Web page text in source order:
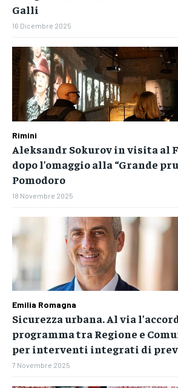
Galli
16 Dicembre 2025
Rimini
Aleksandr Sokurov in visita al
dopo l’omaggio alla “Grande
Pomodoro
18 Novembre 2025
Emilia Romagna
Sicurezza urbana. Al via
programma tra Regione e
per interventi integrati di
7 Novembre 2025